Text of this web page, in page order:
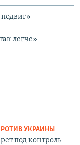
легче»
УКРАИНЫ
под контроль